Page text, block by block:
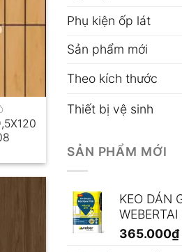
Phụ kiện ốp lát
Sản phẩm mới
Theo kích thước
Thiết bị vệ sinh
SẢN PHẨM MỚI
KEO DÁN
WEBERTAI
365.000₫